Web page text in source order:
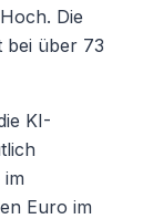
Die
bei über 73
KI-
Euro im